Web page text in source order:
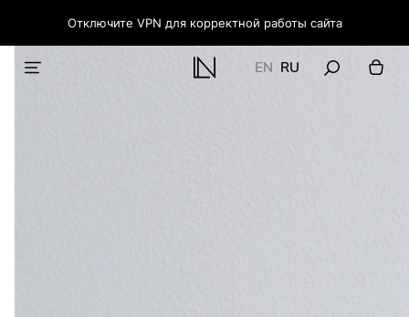
Отключите VPN для корректной работы сайта
EN RU